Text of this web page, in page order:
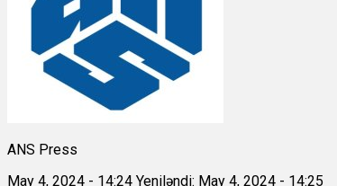
ANS Press
May 4, 2024 - 14:24 Yeniləndi: May 4, 2024 - 14:25